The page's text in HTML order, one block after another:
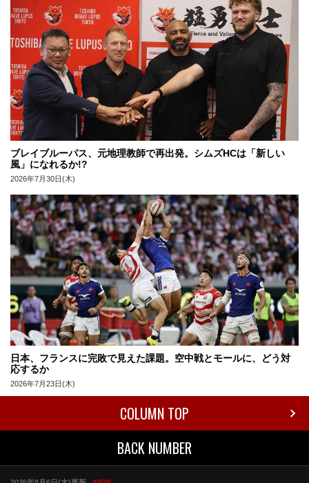
ブレイブルーパス、元地理教師で再出発。シムズHCは「新しい
風」になれるか!?
2026年7月30日(木)
日本、フランスに完敗で見えた課題。空中戦とモールに、どう対
応するか
2026年7月23日(木)
COLUMN TOP
BACK NUMBER